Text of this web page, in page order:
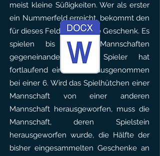
meist kleine Süßigkeiten. Wer als erster
ein Nummerfeld erreicht, bekommt den
für dieses Feld hinterlegte Geschenk. Es
spielen bis zu 4 Mannschaften
gegeneinander, jeder Spieler hat
fortlaufend einen Wurf, ausgenommen
bei einer 6. Wird das Spielhütchen einer
Mannschaft von einer anderen
Mannschaft herausgeworfen, muss die
Mannschaft, deren Spielstein
herausgeworfen wurde, die Hälfte der
bisher eingesammelten Geschenke an